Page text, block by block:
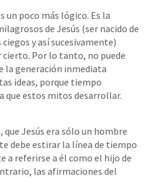
un poco más lógico. Es la
de Jesús (ser nacido de
y así sucesivamente)
Por lo tanto, no puede
la generación inmediata
ideas, porque tiempo
que estos mitos desarrollar.
que Jesús era sólo un hombre
debe estirar la línea de tiempo
a referirse a él como el hijo de
las afirmaciones del